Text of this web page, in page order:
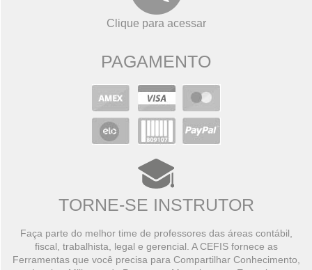
Clique para acessar
PAGAMENTO
TORNE-SE INSTRUTOR
Faça parte do melhor time de professores das áreas contábil,
fiscal, trabalhista, legal e gerencial. A CEFIS fornece as
Ferramentas que você precisa para Compartilhar Conhecimento,